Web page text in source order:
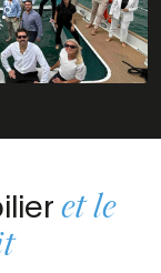
et le